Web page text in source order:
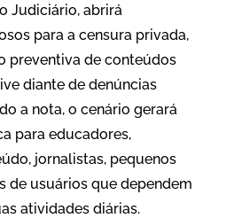
Judiciário, abrirá
para a censura privada,
preventiva de conteúdos
diante de denúncias
a nota, o cenário gerará
para educadores,
jornalistas, pequenos
de usuários que dependem
atividades diárias.